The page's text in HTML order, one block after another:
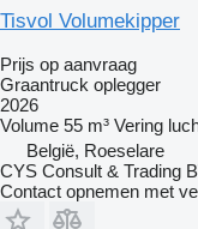
Tisvol Volumekipper
Prijs op aanvraag
Graantruck oplegger
2026
Volume 55 m³ Vering
België, Roeselare
CYS Consult & Trading
Contact opnemen met